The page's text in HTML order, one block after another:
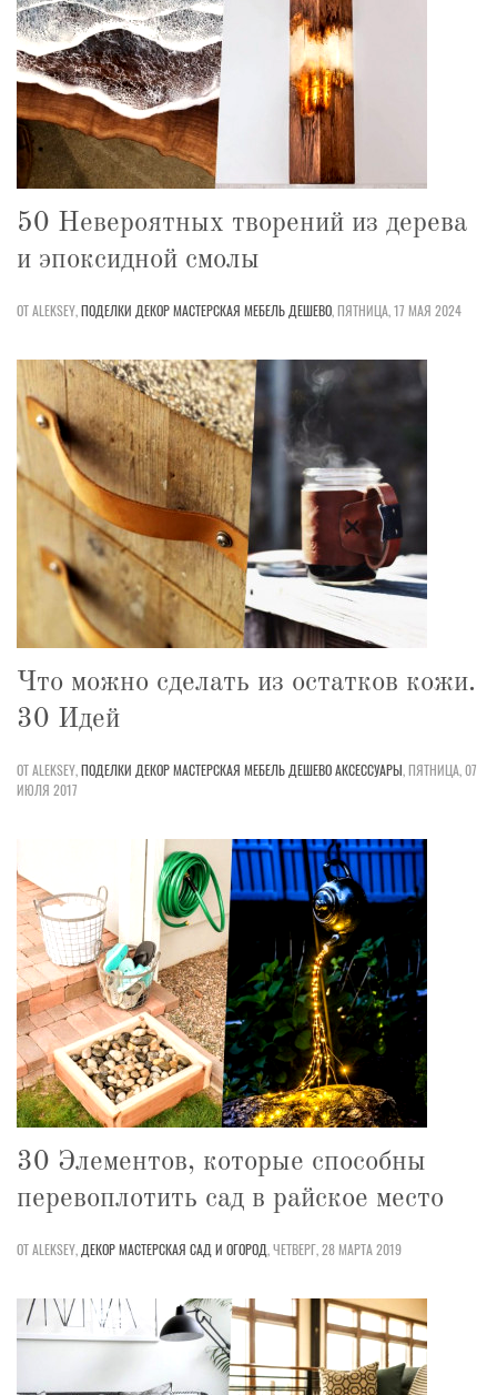
50 Невероятных творений из дерева
и эпоксидной смолы
ОТ ALEKSEY,ПОДЕЛКИ ДЕКОРМАСТЕРСКАЯ МЕБЕЛЬ ДЕШЕВО,ПЯТНИЦА, 17 МАЯ 2024
Что можно сделать из остатков кожи.
30 Идей
ОТ ALEKSEY,ПОДЕЛКИ ДЕКОРМАСТЕРСКАЯ МЕБЕЛЬ ДЕШЕВОАКСЕССУАРЫ,ПЯТНИЦА, 07
ИЮЛЯ 2017
30 Элементов, которые способны
перевоплотить сад в райское место
ОТ ALEKSEY, ДЕКОРМАСТЕРСКАЯ САД И ОГОРОД,ЧЕТВЕРГ, 28 МАРТА 2019